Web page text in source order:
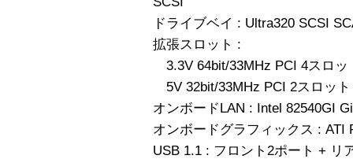
ドライブベイ : Ultra320 SCSI
拡張スロット :
3.3V 64bit/33MHz PCI 4スロッ
5V 32bit/33MHz PCI 2スロット
オンボードLAN : Intel 82540GI
オンボードグラフィックス : ATI
USB 1.1 : フロント2ポート + リ